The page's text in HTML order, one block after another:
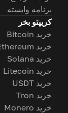
برنامه وابسته
کریپتو بخر
خرید Bitcoin
خرید Ethereum
خرید Solana
خرید Litecoin
خرید USDT
خرید Tron
خرید Monero